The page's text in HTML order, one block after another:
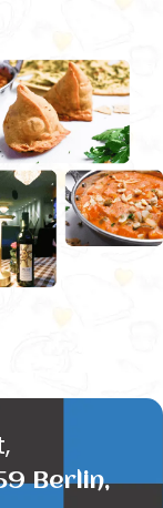
Berlin,